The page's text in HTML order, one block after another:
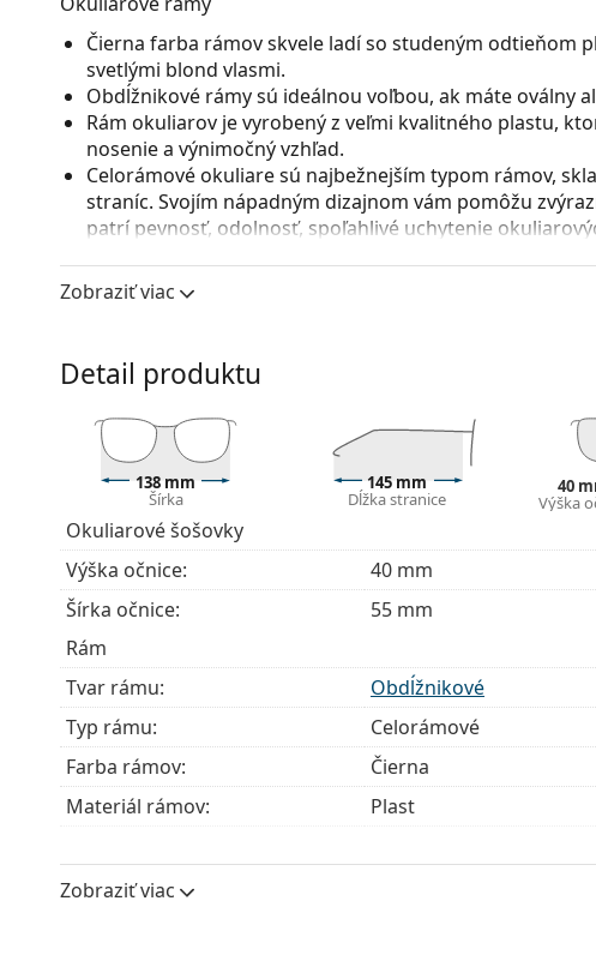
Čierna farba rámov skvele ladí so studeným odtieňom
svetlými blond vlasmi.
Obdĺžnikové rámy sú ideálnou voľbou, ak máte oválny
Rám okuliarov je vyrobený z veľmi kvalitného plastu,
nosenie a výnimočný vzhľad.
Celorámové okuliare sú najbežnejším typom rámov,
straníc. Svojím nápadným dizajnom vám pomôžu
patrí pevnosť, odolnosť, spoľahlivé uchytenie
s vyššou optickou mohutnosťou.
Okuliare dodávame s originálnym puzdrom. Farba
Handrička, ktorá je súčasťou balenia, je ideálna na
modely môžu namiesto handričky obsahovať textilné
Ide o zdravotnícku pomôcku. Pred použitím si prečítajte
Zobraziť viac
Detail produktu
138 mm
Šírka
145 mm
Dĺžka stranice
40
Výška
Okuliarové šošovky
Výška očnice:
40 mm
Šírka očnice:
55 mm
Rám
Tvar rámu:
Obdĺžnikové
Typ rámu:
Celorámové
Farba rámov:
Čierna
Materiál rámov:
Plast
Šírka:
Zobraziť viac